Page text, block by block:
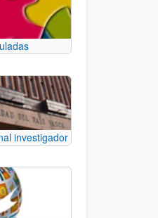
investigador